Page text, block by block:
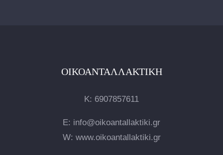
ΟΙΚΟΑΝΤΑΛΛΑΚΤΙΚΉ
Κ: 6907857611
E: info@oikoantallaktiki.gr
W: www.oikoantallaktiki.gr